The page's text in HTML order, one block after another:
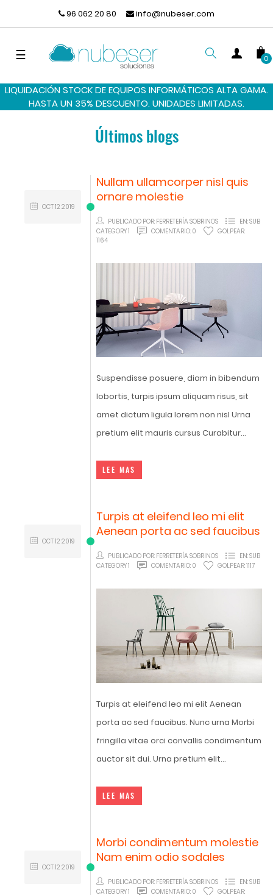
96 062 20 80 info@nubeser.com
Navegación
☰
BUSCAR
0
LIQUIDACIÓN STOCK DE EQUIPOS INFORMÁTICOS ALTA GAMA.
HASTA UN 35% DESCUENTO. UNIDADES LIMITADAS.
Últimos blogs
Nullam ullamcorper nisl quis
ornare molestie
PUBLICADO POR: FERRETERÍA SOBRINOS EN:SUB
CATEGORY 1
OCT12 2019
COMENTARIO: 0
GOLPEAR:
1164
Suspendisse posuere, diam in bibendum
lobortis, turpis ipsum aliquam risus, sit
amet dictum ligula lorem non nisl Urna
pretium elit mauris cursus Curabitur...
LEE MAS
Turpis at eleifend leo mi elit
Aenean porta ac sed faucibus
PUBLICADO POR: FERRETERÍA SOBRINOS EN:SUB
CATEGORY 1
OCT12 2019
COMENTARIO: 0 GOLPEAR:1117
Turpis at eleifend leo mi elit Aenean
porta ac sed faucibus. Nunc urna Morbi
fringilla vitae orci convallis condimentum
auctor sit dui. Urna pretium elit...
LEE MAS
Morbi condimentum molestie
Nam enim odio sodales
PUBLICADO POR: FERRETERÍA SOBRINOS EN:SUB
CATEGORY 1
OCT12 2019
COMENTARIO: 0
GOLPEAR: